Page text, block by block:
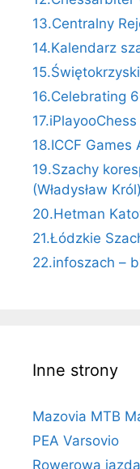
13.Centralny
14.Kalendarz
16.Celebrating
17.iPlayooChess
18.ICCF Games
19.Szachy
(Władysław Król)
20.Hetman
21.Łódzkie
22.infoszach –
Inne strony
Mazovia MTB
PEA Varsovio
Rowerowa